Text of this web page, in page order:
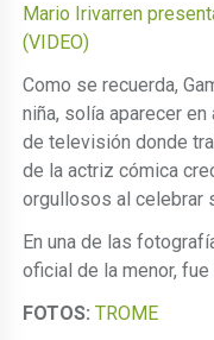
Mario Irivarren
(VIDEO)
Como se recuerda,
niña, solía aparecer
de televisión donde
de la actriz cómica
orgullosos al celebrar
En una de las
oficial de la menor, fue
FOTOS: TROME